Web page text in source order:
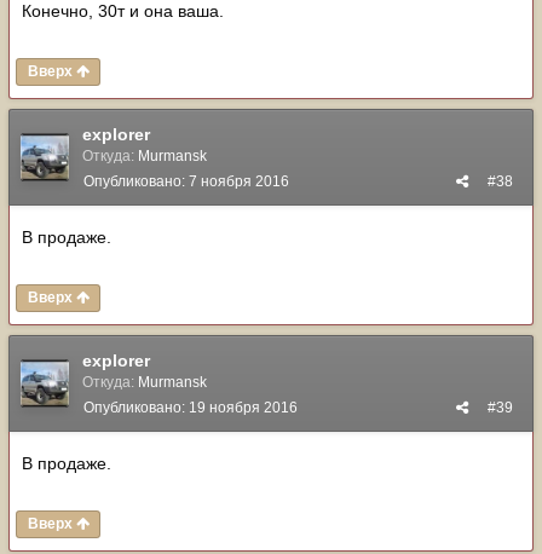
Конечно, 30т и она ваша.
Вверх
explorer
Откуда: Murmansk
#38
Опубликовано: 7 ноября 2016
В продаже.
Вверх
explorer
Откуда: Murmansk
#39
Опубликовано: 19 ноября 2016
В продаже.
Вверх